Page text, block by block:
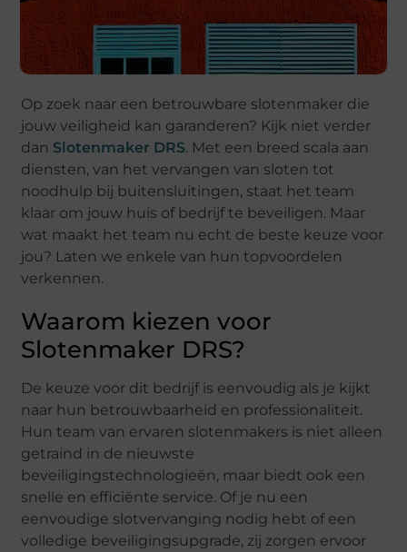
Op zoek naar een betrouwbare slotenmaker die
jouw veiligheid kan garanderen? Kijk niet verder
dan Slotenmaker DRS. Met een breed scala aan
diensten, van het vervangen van sloten tot
noodhulp bij buitensluitingen, staat het team
klaar om jouw huis of bedrijf te beveiligen. Maar
wat maakt het team nu echt de beste keuze voor
jou? Laten we enkele van hun topvoordelen
verkennen.
Waarom kiezen voor
Slotenmaker DRS?
De keuze voor dit bedrijf is eenvoudig als je kijkt
naar hun betrouwbaarheid en professionaliteit.
Hun team van ervaren slotenmakers is niet alleen
getraind in de nieuwste
beveiligingstechnologieën, maar biedt ook een
snelle en efficiënte service. Of je nu een
eenvoudige slotvervanging nodig hebt of een
volledige beveiligingsupgrade, zij zorgen ervoor